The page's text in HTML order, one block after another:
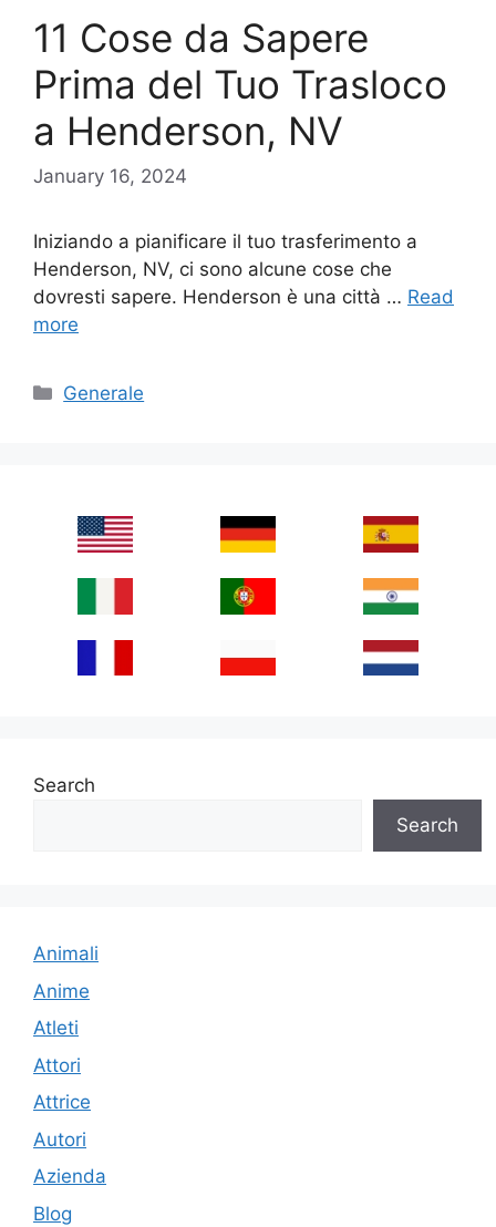
11 Cose da Sapere
Prima del Tuo Trasloco
a Henderson, NV
January 16, 2024
Iniziando a pianificare il tuo trasferimento a
Henderson, NV, ci sono alcune cose che
dovresti sapere. Henderson è una città … Read
more
Categories
Generale
Search
Search
Animali
Anime
Atleti
Attori
Attrice
Autori
Azienda
Blog